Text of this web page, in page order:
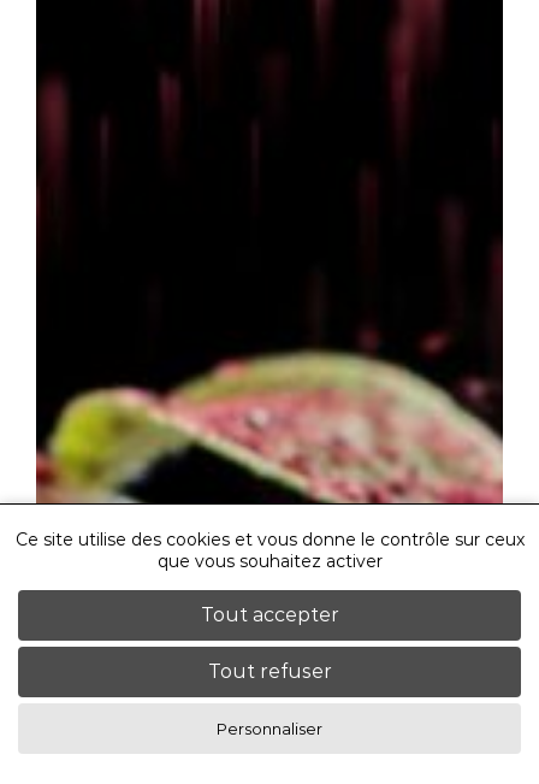
Ce site utilise des cookies et vous donne le contrôle sur ceux
que vous souhaitez activer
Tout accepter
Tout refuser
Personnaliser